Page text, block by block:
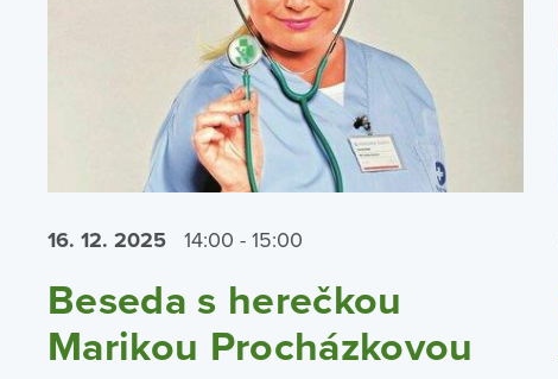
16. 12. 2025 14:00 - 15:00
Beseda s herečkou
Marikou Procházkovou